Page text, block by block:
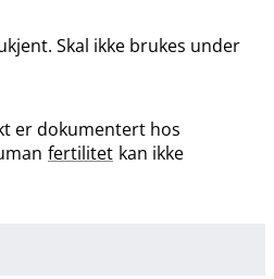
Skal ikke brukes under
er dokumentert hos
fertilitet kan ikke